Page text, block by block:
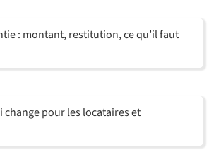
: montant, restitution, ce qu’il faut
change pour les locataires et